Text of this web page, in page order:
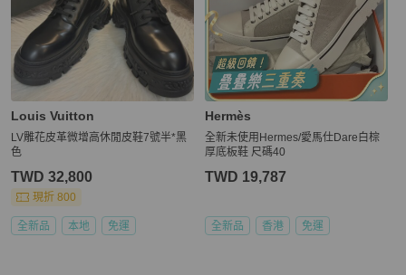
Louis Vuitton
LV雕花皮革微增高休閒皮鞋7號半*黑
色
TWD 32,800
現折 800
全新品 本地 免運
Hermès
全新未使用Hermes/愛馬仕Dare白棕
厚底板鞋 尺碼40
TWD 19,787
全新品 香港 免運